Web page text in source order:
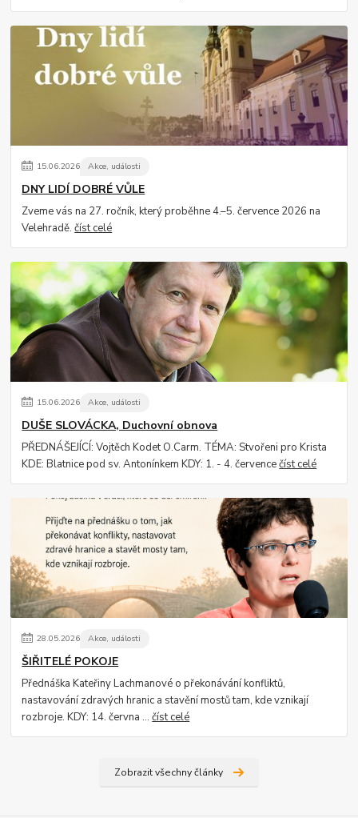
15.06.2026 Akce, události
DNY LIDÍ DOBRÉ VŮLE
Zveme vás na 27. ročník, který proběhne 4.–5. července 2026 na
Velehradě.číst celé
15.06.2026 Akce, události
DUŠE SLOVÁCKA, Duchovní obnova
PŘEDNÁŠEJÍCÍ: Vojtěch Kodet O.Carm. TÉMA: Stvořeni pro Krista
KDE: Blatnice pod sv. Antonínkem KDY: 1. - 4. červencečíst celé
28.05.2026 Akce, události
ŠIŘITELÉ POKOJE
Přednáška Kateřiny Lachmanové o překonávání konfliktů,
nastavování zdravých hranic a stavění mostů tam, kde vznikají
rozbroje. KDY: 14. června ...číst celé
Zobrazit všechny články